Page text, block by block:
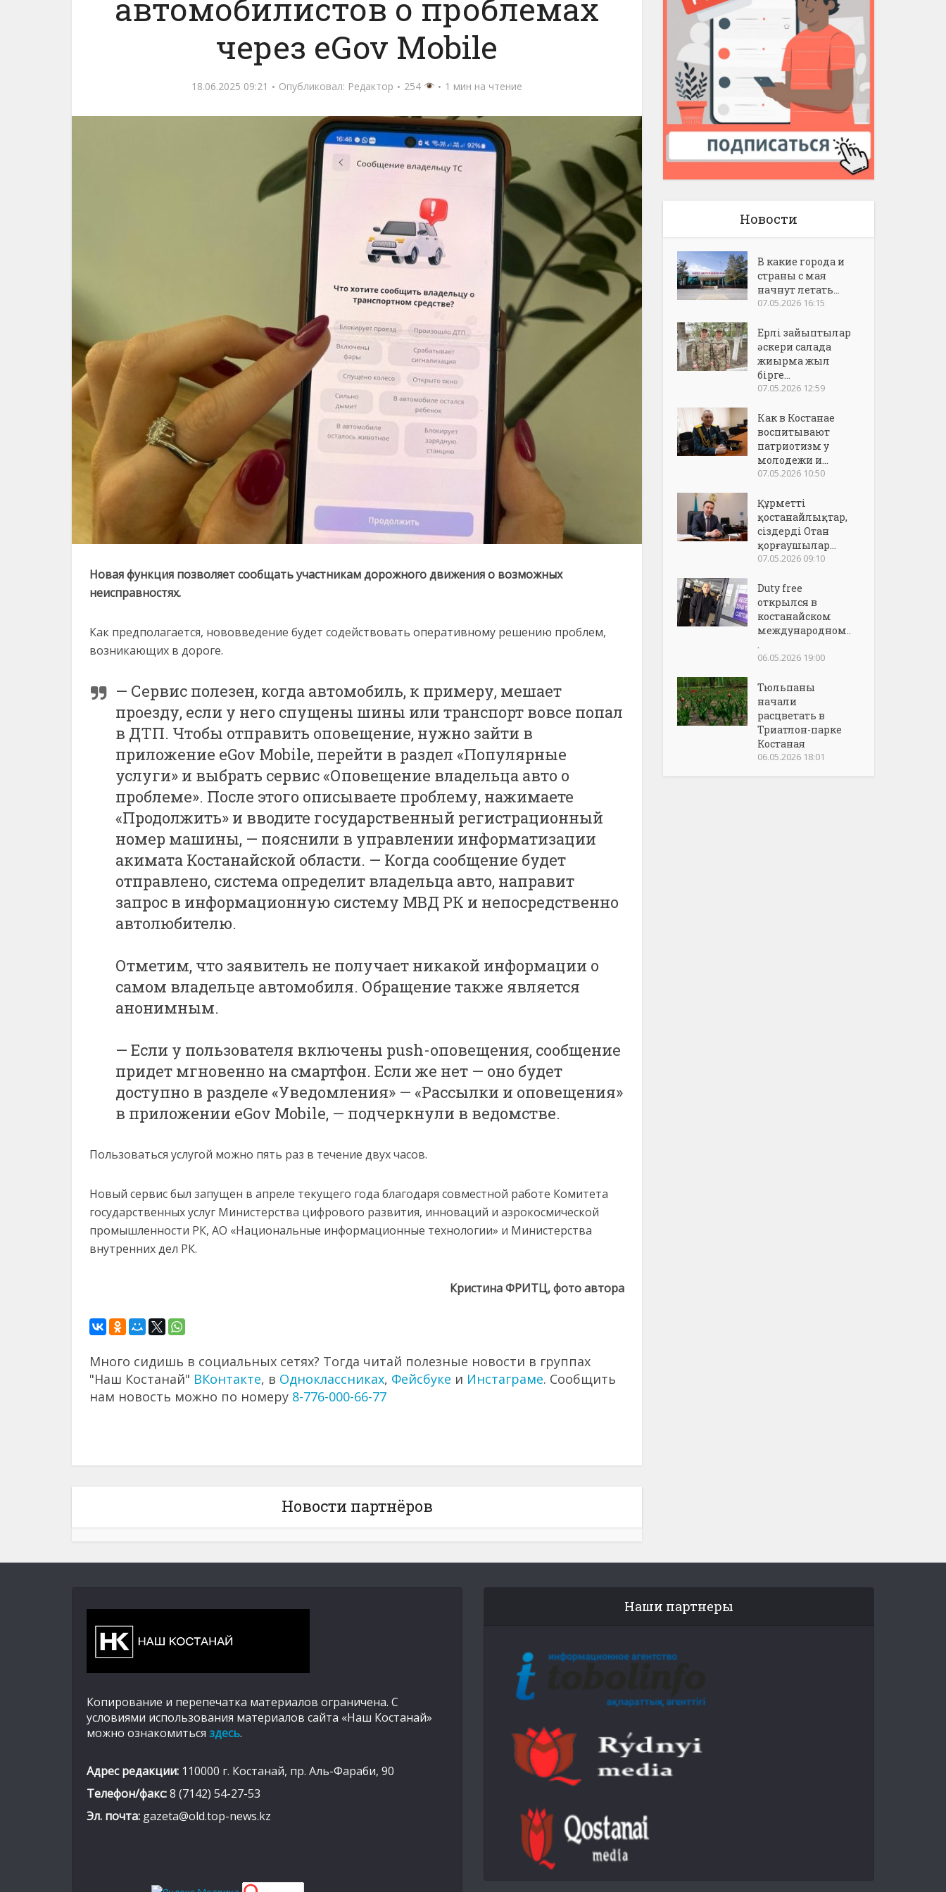
автомобилистов о проблемах
через eGov Mobile
18.06.2025 09:21 Опубликовал: Редактор 254 1 мин на чтение
Новая функция позволяет сообщать участникам дорожного движения о возможных
неисправностях.
Как предполагается, нововведение будет содействовать оперативному решению проблем,
возникающих в дороге.
— Сервис полезен, когда автомобиль, к примеру, мешает
проезду, если у него спущены шины или транспорт вовсе попал
в ДТП. Чтобы отправить оповещение, нужно зайти в
приложение eGov Mobile, перейти в раздел «Популярные
услуги» и выбрать сервис «Оповещение владельца авто о
проблеме». После этого описываете проблему, нажимаете
«Продолжить» и вводите государственный регистрационный
номер машины, — пояснили в управлении информатизации
акимата Костанайской области. — Когда сообщение будет
отправлено, система определит владельца авто, направит
запрос в информационную систему МВД РК и непосредственно
автолюбителю.
Отметим, что заявитель не получает никакой информации о
самом владельце автомобиля. Обращение также является
анонимным.
— Если у пользователя включены push-оповещения, сообщение
придет мгновенно на смартфон. Если же нет — оно будет
доступно в разделе «Уведомления» — «Рассылки и оповещения»
в приложении eGov Mobile, — подчеркнули в ведомстве.
Пользоваться услугой можно пять раз в течение двух часов.
Новый сервис был запущен в апреле текущего года благодаря совместной работе Комитета
государственных услуг Министерства цифрового развития, инноваций и аэрокосмической
промышленности РК, АО «Национальные информационные технологии» и Министерства
внутренних дел РК.
Кристина ФРИТЦ, фото автора
Много сидишь в социальных сетях? Тогда читай полезные новости в группах
"Наш Костанай" ВКонтакте, в Одноклассниках, Фейсбуке и Инстаграме. Сообщить
нам новость можно по номеру 8-776-000-66-77
Новости партнёров
Новости
В какие города и
страны с мая
начнут летать...
07.05.2026 16:15
Ерлі зайыптылар
әскери салада
жиырма жыл
бірге...
07.05.2026 12:59
Как в Костанае
воспитывают
патриотизм у
молодежи и...
07.05.2026 10:50
Құрметті
қостанайлықтар,
сіздерді Отан
қорғаушылар...
07.05.2026 09:10
Duty free
открылся в
костанайском
международном..
.
06.05.2026 19:00
Тюльпаны
начали
расцветать в
Триатлон-парке
Костаная
06.05.2026 18:01
Копирование и перепечатка материалов ограничена. С
условиями использования материалов сайта «Наш Костанай»
можно ознакомиться здесь.
Адрес редакции: 110000 г. Костанай, пр. Аль-Фараби, 90
Телефон/факс:8 (7142) 54-27-53
Эл. почта: gazeta@old.top-news.kz
Наши партнеры